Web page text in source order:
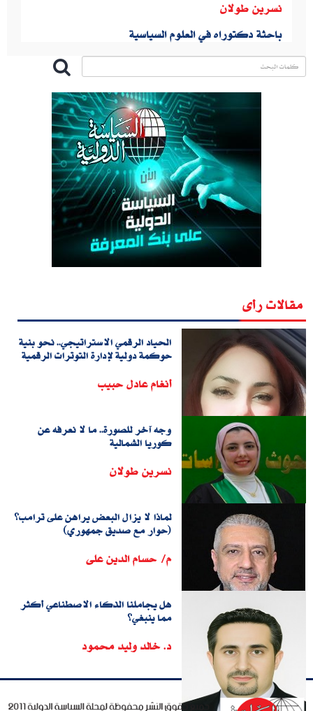
نسرين طولان
باحثة دكتوراه في العلوم السياسية
مقالات رأى
الحياد الرقمي الاستراتيجي.. نحو بنية
حوكمة دولية لإدارة التوترات الرقمية
أنغام عادل حبيب
وجه آخر للصورة.. ما لا نعرفه عن
كوريا الشمالية
نسرين طولان
لماذا لا يزال البعض يراهن على ترامب؟
(حوار مع صديق جمهوري)
م/ حسام الدين على
هل يجاملنا الذكاء الاصطناعي أكثر
مما ينبغي؟
د. خالد وليد محمود